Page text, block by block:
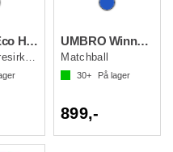
UMBRO Eco Håndball
Håndball i resirkuler materiale
UMBRO Winner Håndball
Matchball
30+ På lager
899,-